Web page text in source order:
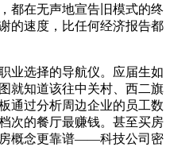
都在无声地宣告旧模式的终
的速度，比任何经济报告都
业选择的导航仪。应届生如
就知道该往中关村、西二旗
通过分析周边企业的员工数
次的餐厅最赚钱。甚至买房
概念更靠谱——科技公司密